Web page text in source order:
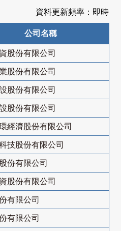
資料更新頻率：即時
公司名稱
股份有限公司
股份有限公司
股份有限公司
股份有限公司
經濟股份有限公司
技股份有限公司
份有限公司
股份有限公司
有限公司
有限公司